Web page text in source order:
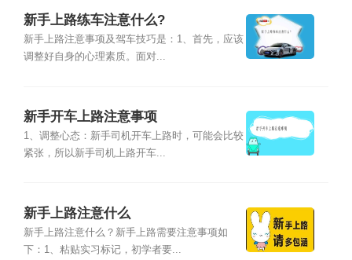
新手上路练车注意什么?
新手上路注意事项及驾车技巧是：1、首先，应该
调整好自身的心理素质。面对...
新手开车上路注意事项
1、调整心态：新手司机开车上路时，可能会比较
紧张，所以新手司机上路开车...
新手上路注意什么
新手上路注意什么？新手上路需要注意事项如
下：1、粘贴实习标记，初学者要...